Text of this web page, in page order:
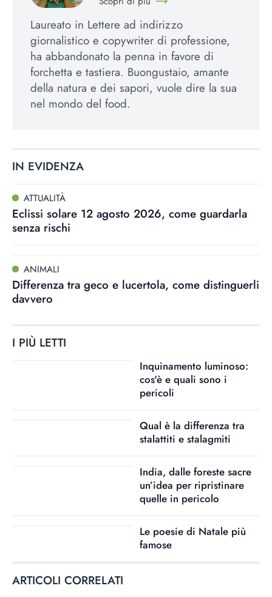
Laureato in Lettere ad indirizzo
giornalistico e copywriter di professione,
ha abbandonato la penna in favore di
forchetta e tastiera. Buongustaio, amante
della natura e dei sapori, vuole dire la sua
nel mondo del food.
IN EVIDENZA
ATTUALITÀ
Eclissi solare 12 agosto 2026, come guardarla
senza rischi
ANIMALI
Differenza tra geco e lucertola, come distinguerli
davvero
I PIÙ LETTI
Inquinamento luminoso:
cos'è e quali sono i
pericoli
Qual è la differenza tra
stalattiti e stalagmiti
India, dalle foreste sacre
un’idea per ripristinare
quelle in pericolo
Le poesie di Natale più
famose
ARTICOLI CORRELATI